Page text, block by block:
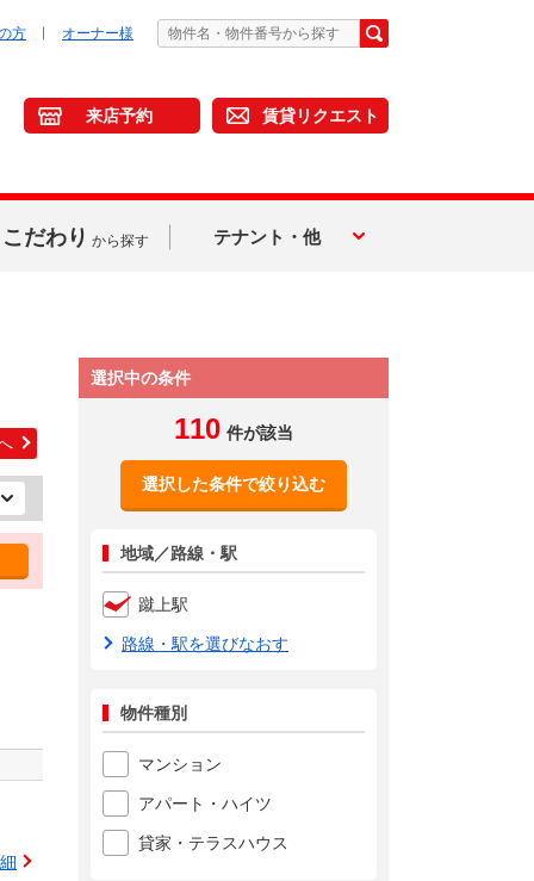
方 オーナー様
来店予約 賃貸リクエスト
こだわり から探す テナント・他
選択中の条件
110 件が該当
選択した条件で絞り込む
地域／路線・駅
蹴上駅
路線・駅を選びなおす
物件種別
マンション
アパート・ハイツ
貸家・テラスハウス